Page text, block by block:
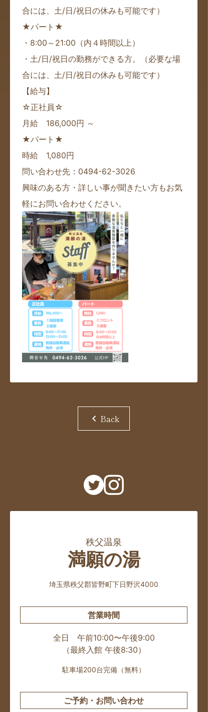
合には、土/日/祝日の休みも可能です）
★パート★
・8:00～21:00（内４時間以上）
・土/日/祝日の勤務ができる方。（必要な場
合には、土/日/祝日の休みも可能です）
【給与】
☆正社員☆
月給 186,000円 ～
★パート★
時給 1,080円
問い合わせ先：0494-62-3026
興味のある方・詳しい事が聞きたい方もお気
軽にお問い合わせください。
chevron_left Back
秩父温泉
満願の湯
埼玉県秩父郡皆野町下日野沢4000
営業時間
全日 午前10:00〜午後9:00
（最終入館 午後8:30）
駐車場200台完備（無料）
ご予約・お問い合わせ